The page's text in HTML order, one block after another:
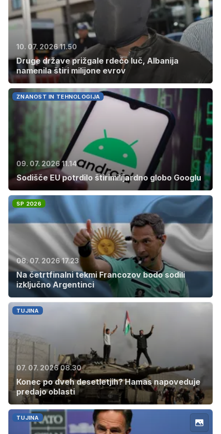
10. 07. 2026 11.50
Druge države prižgale rdečo luč, Albanija
namenila štiri milijone evrov
ZNANOST IN TEHNOLOGIJA
09. 07. 2026 11.14
Sodišče EU potrdilo štirimilijardno globo Googlu
SP 2026
08. 07. 2026 17.23
Na četrtfinalni tekmi Francozov bodo sodili
izključno Argentinci
TUJINA
07. 07. 2026 08.30
Konec po dveh desetletjih? Hamas napoveduje
predajo oblasti
TUJINA